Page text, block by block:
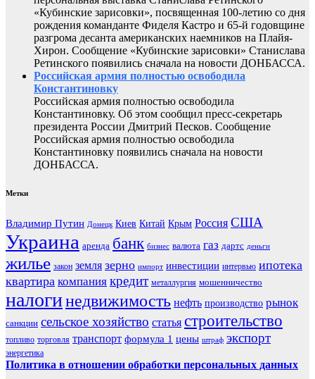
«Кубинские зарисовки», посвященная 100-летию со дня
рождения команданте Фиделя Кастро и 65-й годовщине
разгрома десанта американских наемников на Плайя-
Хирон. Сообщение «Кубинские зарисовки» Станислава
Ретинского появились сначала на новости ДОНБАССА.
Российская армия полностью освободила
Константиновку
Российская армия полностью освободила
Константиновку. Об этом сообщил пресс-секретарь
президента России Дмитрий Песков. Сообщение
Российская армия полностью освободила
Константиновку появились сначала на новости
ДОНБАССА.
Метки
Владимир Путин Донецк Киев Китай Крым Россия США
Украина аренда банк бизнес валюта газ дартс деньги
жилье закон земля зерно импорт инвестиции интервью ипотека
квартира компания кредит металлургия мошенничество
налогинедвижимость нефть производство рынок
санкции сельское хозяйство статья строительство
топливо торговля транспорт формула 1 цены штраф экспорт
энергетика
Политика в отношении обработки персональных данных